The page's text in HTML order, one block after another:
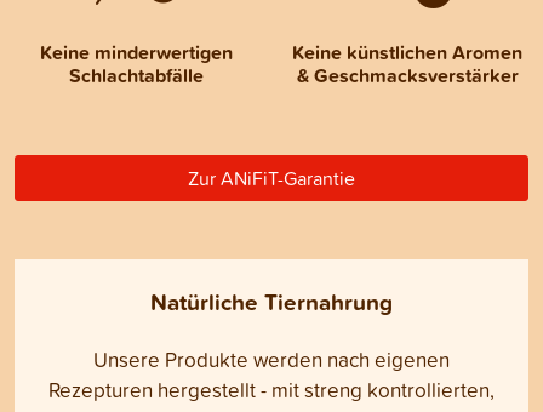
Keine minderwertigen
Schlachtabfälle
Keine künstlichen Aromen
& Geschmacksverstärker
Zur ANiFiT-Garantie
Natürliche Tiernahrung
Unsere Produkte werden nach eigenen
Rezepturen hergestellt - mit streng kontrollierten,